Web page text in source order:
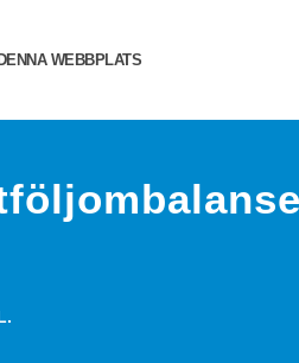
WEBBPLATS